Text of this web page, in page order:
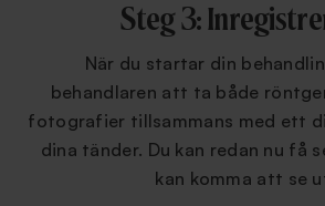
Steg 3:
När du startar din
behandlaren att ta både
fotografier tillsammans med ett
dina tänder. Du kan redan nu få
kan komma att se